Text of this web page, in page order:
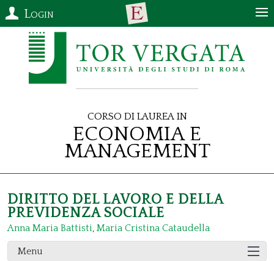
Login
Corso di Laurea in
Economia e
Management
DIRITTO DEL LAVORO E DELLA
PREVIDENZA SOCIALE
Anna Maria Battisti, Maria Cristina Cataudella
Menu